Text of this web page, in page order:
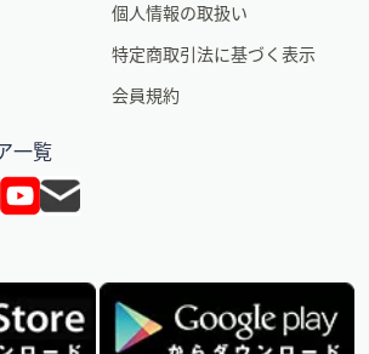
個人情報の取扱い
特定商取引法に基づく表示
会員規約
一覧